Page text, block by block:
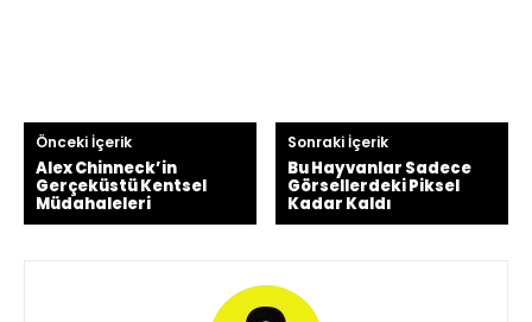
Önceki İçerik
Alex Chinneck’in
Gerçeküstü Kentsel
Müdahaleleri
Sonraki İçerik
Bu Hayvanlar Sadece
Görsellerdeki Piksel
Kadar Kaldı